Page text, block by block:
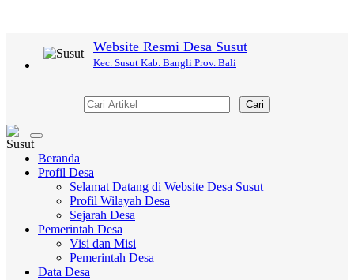
Website Resmi Desa Susut
Kec. Susut Kab. Bangli Prov. Bali
Cari
Toggle
navigation
Beranda
Profil Desa
Selamat Datang di Website Desa Susut
Profil Wilayah Desa
Sejarah Desa
Pemerintah Desa
Visi dan Misi
Pemerintah Desa
Data Desa